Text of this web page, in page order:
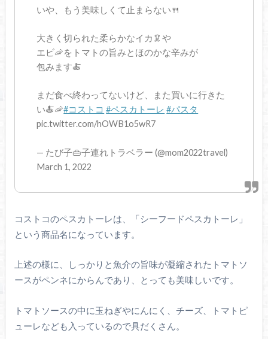
いや、もう美味しくて止まらない🍴
大きく切られた柔らかなイカ🦑や
エビ🦐をトマトの旨みとほのかな辛みが
包みます🍝
まだ食べ終わってないけど、また買いに行きた
い🍝🦐#コストコ #ペスカトーレ #パスタ
pic.twitter.com/hOWB1o5wR7
— たび子👜子連れトラベラー (@mom2022travel)
March 1, 2022
コストコのペスカトーレは、「シーフードペスカトーレ」
という商品名になっています。
上述の様に、しっかりと魚介の旨味が凝縮されたトマトソ
ースがペンネにからんであり、とっても美味しいです。
トマトソースの中に玉ねぎやにんにく、チーズ、トマトピ
ューレなども入っているので具だくさん。